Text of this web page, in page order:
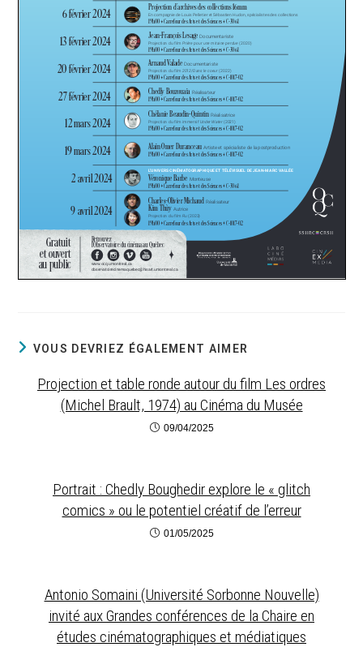
VOUS DEVRIEZ ÉGALEMENT AIMER
Projection et table ronde autour du film Les ordres
(Michel Brault, 1974) au Cinéma du Musée
09/04/2025
Portrait : Chedly Boughedir explore le « glitch
comics » ou le potentiel créatif de l’erreur
01/05/2025
Antonio Somaini (Université Sorbonne Nouvelle)
invité aux Grandes conférences de la Chaire en
études cinématographiques et médiatiques